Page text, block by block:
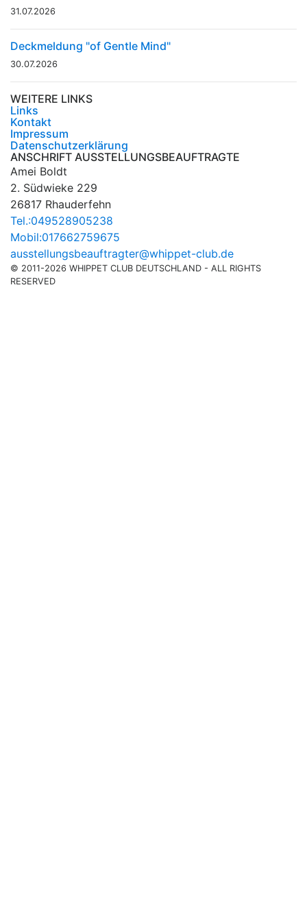
31.07.2026
Deckmeldung "of Gentle Mind"
30.07.2026
WEITERE LINKS
Links
Kontakt
Impressum
Datenschutzerklärung
ANSCHRIFT AUSSTELLUNGSBEAUFTRAGTE
Amei Boldt
2. Südwieke 229
26817 Rhauderfehn
Tel.:049528905238
Mobil:017662759675
ausstellungsbeauftragter@whippet-club.de
© 2011-2026 WHIPPET CLUB DEUTSCHLAND - ALL RIGHTS
RESERVED